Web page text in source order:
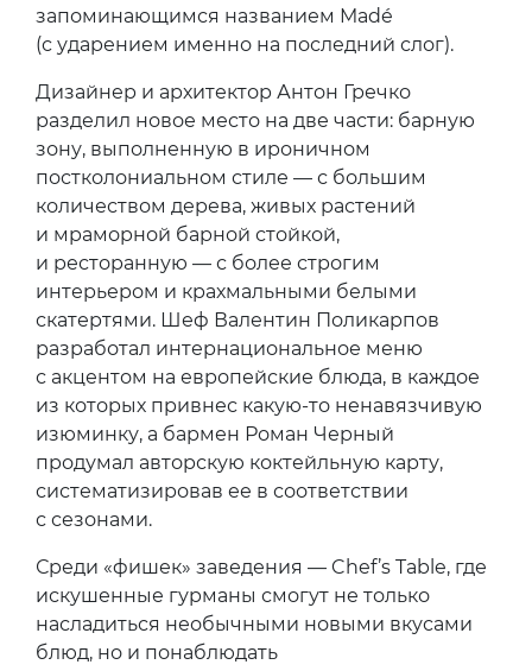
запоминающимся названием Madé
(с ударением именно на последний слог).
Дизайнер и архитектор Антон Гречко
разделил новое место на две части: барную
зону, выполненную в ироничном
постколониальном стиле — с большим
количеством дерева, живых растений
и мраморной барной стойкой,
и ресторанную — с более строгим
интерьером и крахмальными белыми
скатертями. Шеф Валентин Поликарпов
разработал интернациональное меню
с акцентом на европейские блюда, в каждое
из которых привнес какую-то ненавязчивую
изюминку, а бармен Роман Черный
продумал авторскую коктейльную карту,
систематизировав ее в соответствии
с сезонами.
Среди «фишек» заведения — Chef’s Table, где
искушенные гурманы смогут не только
насладиться необычными новыми вкусами
блюд, но и понаблюдать